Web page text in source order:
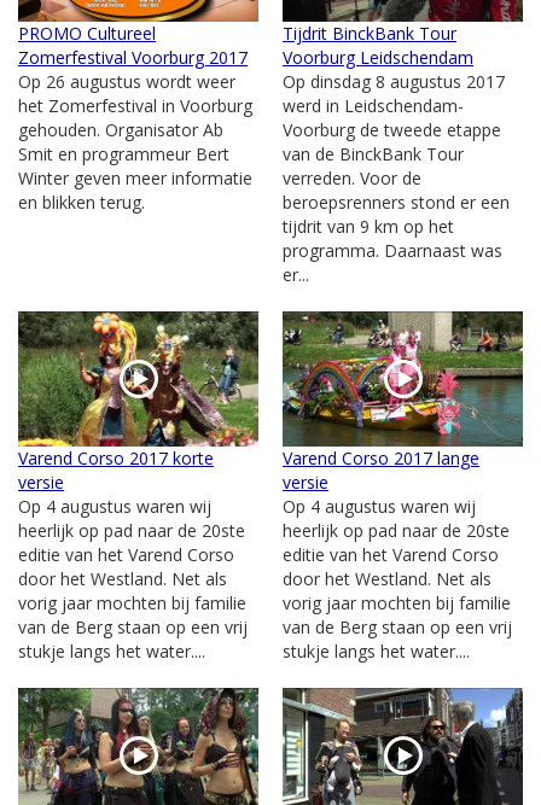
PROMO Cultureel
Zomerfestival Voorburg 2017
Op 26 augustus wordt weer
het Zomerfestival in Voorburg
gehouden. Organisator Ab
Smit en programmeur Bert
Winter geven meer informatie
en blikken terug.
Tijdrit BinckBank Tour
Voorburg Leidschendam
Op dinsdag 8 augustus 2017
werd in Leidschendam-
Voorburg de tweede etappe
van de BinckBank Tour
verreden. Voor de
beroepsrenners stond er een
tijdrit van 9 km op het
programma. Daarnaast was
er...
Varend Corso 2017 korte
versie
Op 4 augustus waren wij
heerlijk op pad naar de 20ste
editie van het Varend Corso
door het Westland. Net als
vorig jaar mochten bij familie
van de Berg staan op een vrij
stukje langs het water....
Varend Corso 2017 lange
versie
Op 4 augustus waren wij
heerlijk op pad naar de 20ste
editie van het Varend Corso
door het Westland. Net als
vorig jaar mochten bij familie
van de Berg staan op een vrij
stukje langs het water....